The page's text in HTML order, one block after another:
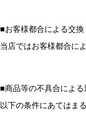
■お客様都合による交換
当店ではお客様都合に
■商品等の不具合による
以下の条件にあてはま